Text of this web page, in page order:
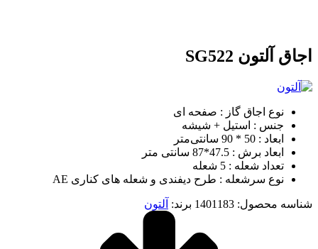
اجاق آلتون SG522
نوع اجاق گاز : صفحه ای
جنس : استیل + شیشه
ابعاد : 50 * 90 سانتی‌متر
ابعاد برش : 47.5*87 سانتی متر
تعداد شعله : 5 شعله
نوع سرشعله : طرح دیفندی و شعله های کناری AE
شناسه محصول: 1401183 برند: آلتون